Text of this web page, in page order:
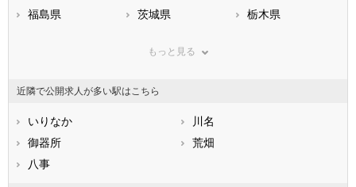
福島県
茨城県
栃木県
神奈川県
石川県
福井県
静岡県
滋賀県
兵庫県
もっと見る
近隣で公開求人が多い駅はこちら
いりなか
川名
御器所
荒畑
八事